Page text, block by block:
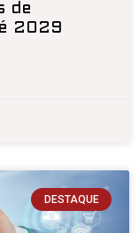
de
2029
DESTAQUE